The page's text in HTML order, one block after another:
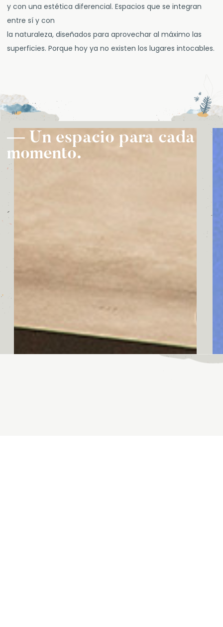
y con una estética diferencial. Espacios que se integran
entre sí y con
la naturaleza, diseñados para aprovechar al máximo las
superficies. Porque hoy ya no existen los lugares intocables.
— Un espacio para cada
momento.